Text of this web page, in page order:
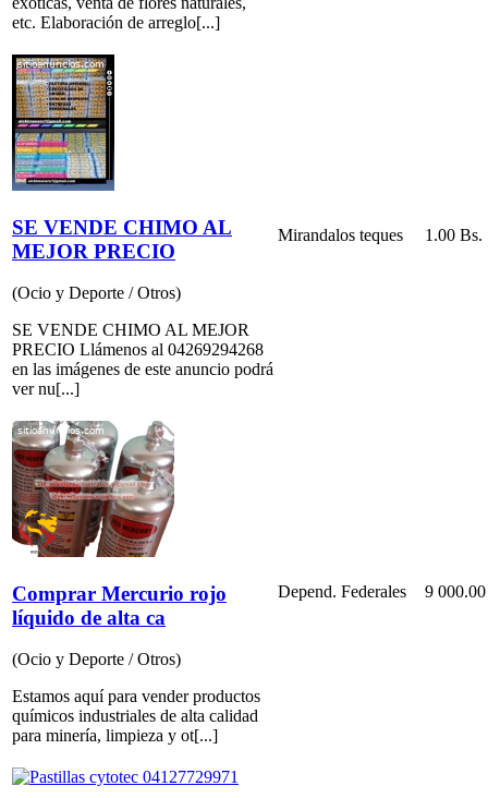
etc. Elaboración de arreglo[...]
SE VENDE CHIMO AL
MEJOR PRECIO
(Ocio y Deporte / Otros)
SE VENDE CHIMO AL MEJOR
PRECIO Llámenos al 04269294268
en las imágenes de este anuncio podrá
ver nu[...]
Mirandalos teques 1.00 Bs.
Comprar Mercurio rojo
líquido de alta ca
(Ocio y Deporte / Otros)
Estamos aquí para vender productos
químicos industriales de alta calidad
para minería, limpieza y ot[...]
Depend. Federales 9